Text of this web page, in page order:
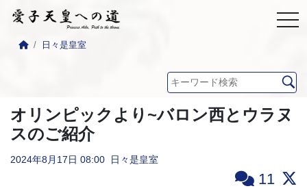
日々是皇室
オリンピックより~バロン西とウラヌ
スのご紹介
2024年8月17日 08:00 日々是皇室
11